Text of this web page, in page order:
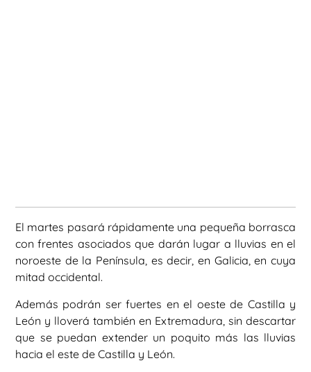
El martes pasará rápidamente una pequeña borrasca
con frentes asociados que darán lugar a lluvias en el
noroeste de la Península, es decir, en Galicia, en cuya
mitad occidental.
Además podrán ser fuertes en el oeste de Castilla y
León y lloverá también en Extremadura, sin descartar
que se puedan extender un poquito más las lluvias
hacia el este de Castilla y León.